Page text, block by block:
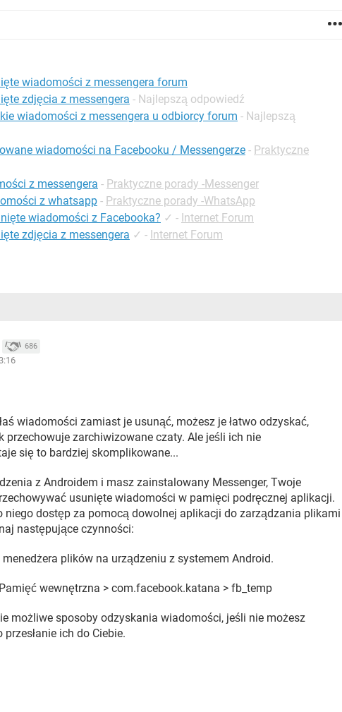
wiadomości z messengera forum
zdjęcia z messengera - Najlepszą odpowiedź
wiadomości z messengera u odbiorcy forum - Najlepszą
wiadomości na Facebooku / Messengerze - Praktyczne
z messengera - Praktyczne porady -Messenger
z whatsapp - Praktyczne porady -WhatsApp
wiadomości z Facebooka? ✓ - Internet Forum
zdjęcia z messengera ✓ - Internet Forum
686
wiadomości zamiast je usunąć, możesz je łatwo odzyskać,
przechowuje zarchiwizowane czaty. Ale jeśli ich nie
się to bardziej skomplikowane...
z Androidem i masz zainstalowany Messenger, Twoje
usunięte wiadomości w pamięci podręcznej aplikacji.
niego dostęp za pomocą dowolnej aplikacji do zarządzania plikami
następujące czynności:
plików na urządzeniu z systemem Android.
wewnętrzna > com.facebook.katana > fb_temp
możliwe sposoby odzyskania wiadomości, jeśli nie możesz
ich do Ciebie.